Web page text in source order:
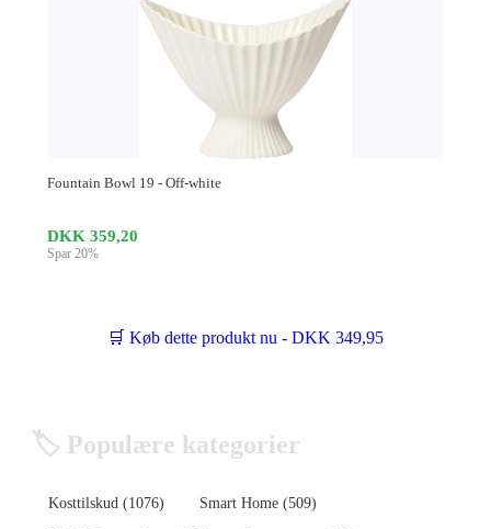
Fountain Bowl 19 - Off-white
DKK 359,20
Spar 20%
🛒 Køb dette produkt nu - DKK 349,95
🏷️ Populære kategorier
Kosttilskud (1076) Smart Home (509)